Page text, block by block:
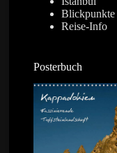
Blickpunkte
Reise-Info
Posterbuch